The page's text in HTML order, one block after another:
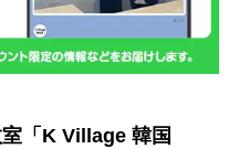
「K Village 韓国